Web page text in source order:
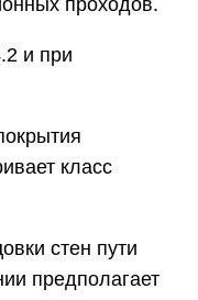
проходов.
и при
класс
стен пути
предполагает